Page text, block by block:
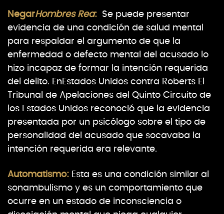
NegarHombres Rea: Se puede presentar
evidencia de una condición de salud mental
para respaldar el argumento de que la
enfermedad o defecto mental del acusado lo
hizo incapaz de formar la intención requerida
del delito. EnEstados Unidos contra Roberts El
Tribunal de Apelaciones del Quinto Circuito de
los Estados Unidos reconoció que la evidencia
presentada por un psicólogo sobre el tipo de
personalidad del acusado que socavaba la
intención requerida era relevante.
Automatismo: Esta es una condición similar al
sonambulismo y es un comportamiento que
ocurre en un estado de inconsciencia o